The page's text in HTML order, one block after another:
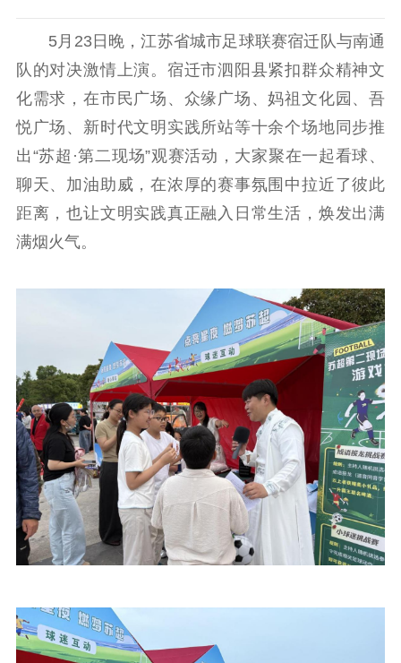
首页
公示公告
信息公开制度
信息公开指南
信息公开年度报
告
政策法规
工作动态
理论武装
理论学习 宣传宣讲 研究阐释
哲学社科
社科强省 工作通知
成果集萃
江苏文脉
5月23日晚，江苏省城市足球联赛宿迁队与南通
队的对决激情上演。宿迁市泗阳县紧扣群众精神文
化需求，在市民广场、众缘广场、妈祖文化园、吾
悦广场、新时代文明实践所站等十余个场地同步推
出“苏超·第二现场”观赛活动，大家聚在一起看球、
聊天、加油助威，在浓厚的赛事氛围中拉近了彼此
距离，也让文明实践真正融入日常生活，焕发出满
满烟火气。